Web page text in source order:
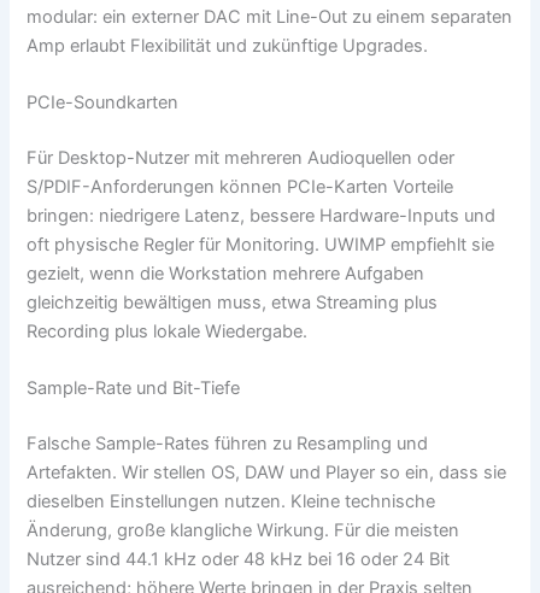
modular: ein externer DAC mit Line-Out zu einem separaten
Amp erlaubt Flexibilität und zukünftige Upgrades.
PCIe-Soundkarten
Für Desktop-Nutzer mit mehreren Audioquellen oder
S/PDIF-Anforderungen können PCIe-Karten Vorteile
bringen: niedrigere Latenz, bessere Hardware-Inputs und
oft physische Regler für Monitoring. UWIMP empfiehlt sie
gezielt, wenn die Workstation mehrere Aufgaben
gleichzeitig bewältigen muss, etwa Streaming plus
Recording plus lokale Wiedergabe.
Sample-Rate und Bit-Tiefe
Falsche Sample-Rates führen zu Resampling und
Artefakten. Wir stellen OS, DAW und Player so ein, dass sie
dieselben Einstellungen nutzen. Kleine technische
Änderung, große klangliche Wirkung. Für die meisten
Nutzer sind 44.1 kHz oder 48 kHz bei 16 oder 24 Bit
ausreichend; höhere Werte bringen in der Praxis selten